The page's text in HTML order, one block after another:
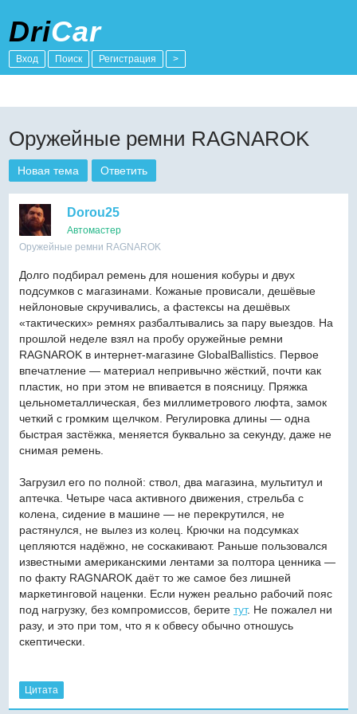
DriCar
Вход Поиск Регистрация >
Оружейные ремни RAGNAROK
Новая тема Ответить
Dorou25
Автомастер
Оружейные ремни RAGNAROK
Долго подбирал ремень для ношения кобуры и двух
подсумков с магазинами. Кожаные провисали, дешёвые
нейлоновые скручивались, а фастексы на дешёвых
«тактических» ремнях разбалтывались за пару выездов. На
прошлой неделе взял на пробу оружейные ремни
RAGNAROK в интернет-магазине GlobalBallistics. Первое
впечатление — материал непривычно жёсткий, почти как
пластик, но при этом не впивается в поясницу. Пряжка
цельнометаллическая, без миллиметрового люфта, замок
четкий с громким щелчком. Регулировка длины — одна
быстрая застёжка, меняется буквально за секунду, даже не
снимая ремень.
Загрузил его по полной: ствол, два магазина, мультитул и
аптечка. Четыре часа активного движения, стрельба с
колена, сидение в машине — не перекрутился, не
растянулся, не вылез из колец. Крючки на подсумках
цепляются надёжно, не соскакивают. Раньше пользовался
известными американскими лентами за полтора ценника —
по факту RAGNAROK даёт то же самое без лишней
маркетинговой наценки. Если нужен реально рабочий пояс
под нагрузку, без компромиссов, берите тут. Не пожалел ни
разу, и это при том, что я к обвесу обычно отношусь
скептически.
Цитата